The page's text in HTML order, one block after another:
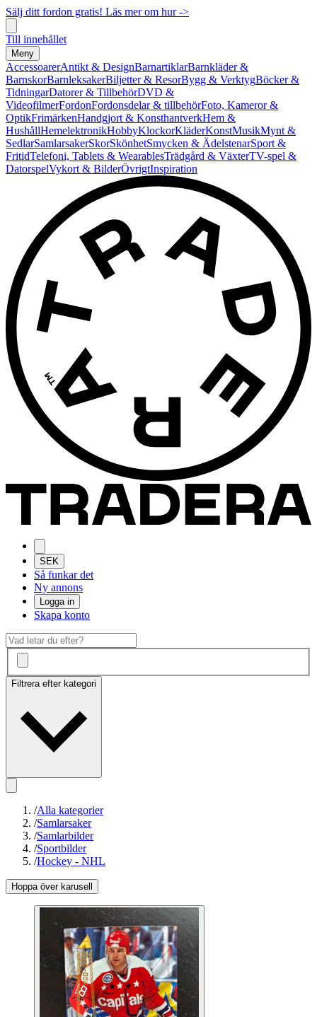
Sälj ditt fordon gratis! Läs mer om hur ->
Till innehållet
Meny
AccessoarerAntikt & DesignBarnartiklarBarnkläder &
BarnskorBarnleksakerBiljetter & ResorBygg & VerktygBöcker &
TidningarDatorer & TillbehörDVD &
VideofilmerFordonFordonsdelar & tillbehörFoto, Kameror &
OptikFrimärkenHandgjort & KonsthantverkHem &
HushållHemelektronikHobbyKlockorKläderKonstMusikMynt &
SedlarSamlarsakerSkorSkönhetSmycken & ÄdelstenarSport &
FritidTelefoni, Tablets & WearablesTrädgård & VäxterTV-spel &
DatorspelVykort & BilderÖvrigtInspiration
SEK
Så funkar det
Ny annons
Logga in
Skapa konto
Filtrera efter kategori
/Alla kategorier
/Samlarsaker
/Samlarbilder
/Sportbilder
/Hockey - NHL
Hoppa över karusell